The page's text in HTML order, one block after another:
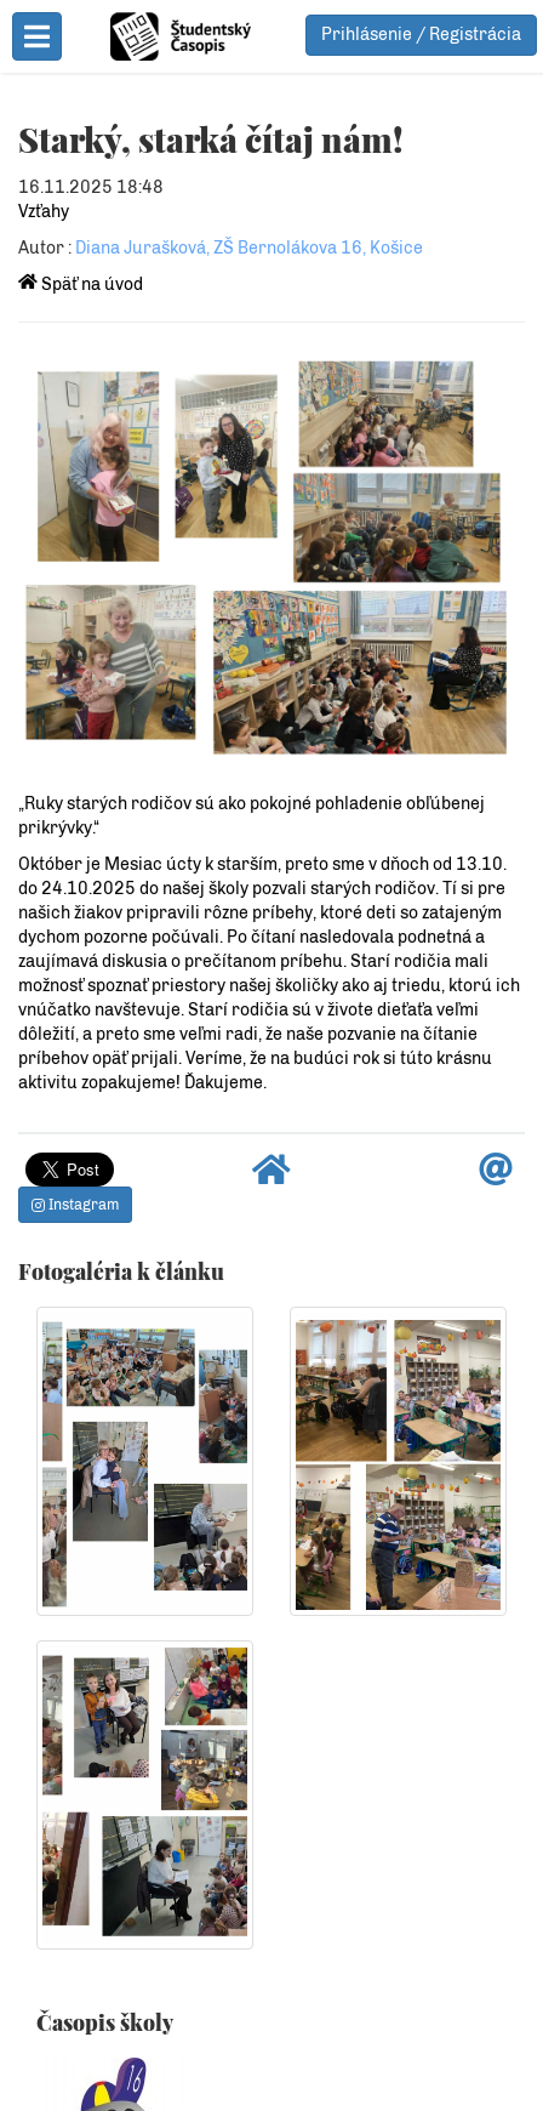
Toggle Menu
Prihlásenie / Registrácia
Starký, starká čítaj nám!
16.11.2025 18:48
Vzťahy
Autor : Diana Jurašková, ZŠ Bernolákova 16, Košice
Späť na úvod
„Ruky starých rodičov sú ako pokojné pohladenie obľúbenej
prikrývky.“
Október je Mesiac úcty k starším, preto sme v dňoch od 13.10.
do 24.10.2025 do našej školy pozvali starých rodičov. Tí si pre
našich žiakov pripravili rôzne príbehy, ktoré deti so zatajeným
dychom pozorne počúvali. Po čítaní nasledovala podnetná a
zaujímavá diskusia o prečítanom príbehu. Starí rodičia mali
možnosť spoznať priestory našej školičky ako aj triedu, ktorú ich
vnúčatko navštevuje. Starí rodičia sú v živote dieťaťa veľmi
dôležití, a preto sme veľmi radi, že naše pozvanie na čítanie
príbehov opäť prijali. Veríme, že na budúci rok si túto krásnu
aktivitu zopakujeme! Ďakujeme.
Instagram
Fotogaléria k článku
Časopis školy